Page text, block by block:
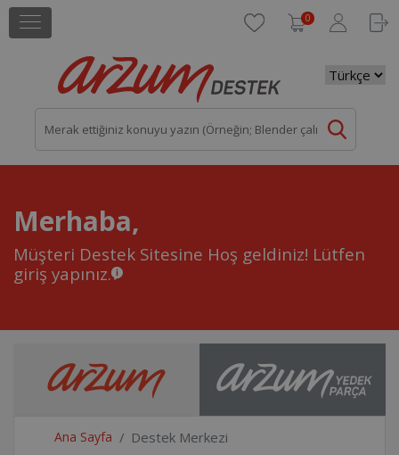
0
Merhaba,
Müşteri Destek Sitesine Hoş geldiniz! Lütfen
giriş yapınız.
Ana Sayfa Destek Merkezi